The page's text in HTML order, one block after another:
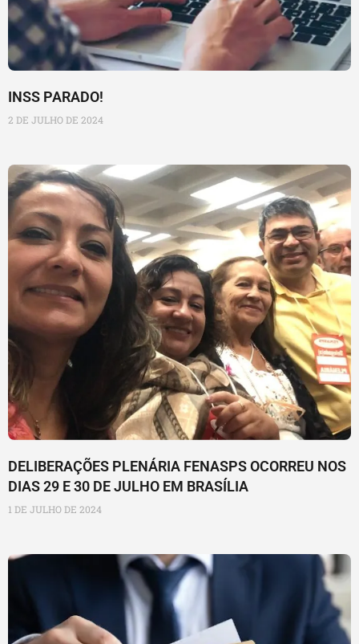
INSS PARADO!
2 DE JULHO DE 2024
DELIBERAÇÕES PLENÁRIA FENASPS OCORREU NOS
DIAS 29 E 30 DE JULHO EM BRASÍLIA
1 DE JULHO DE 2024